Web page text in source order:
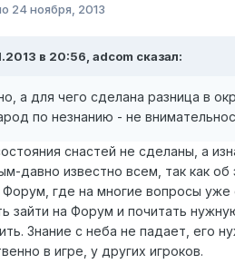
24 ноября, 2013
в 20:56, adcom сказал:
а для чего сделана разница в
по незнанию - не
снастей не сделаны, а
давно известно всем, так как
где на многие вопросы уже
зайти на Форум и почитать
Знание с неба не падает, его
в игре, у других игроков.